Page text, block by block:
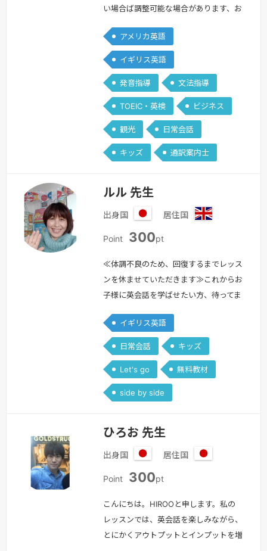
い場合ば調整可能な場合があります、お
めまして。Yuriko.Uと申します。私のレ
ッスンは誰に対してもオープンであり、
指導スタイルは柔軟で、優しい先生を目
指しています。また、レッスンの中に毎
回学びがあるように、新しく理解出来る
ことがあるように心がけたいと思ってい
ます。そして何より生徒様に達成感…
続きを見る »
アメリカ英語
イギリス英語
発音指導 文法指導
TOEIC・英検 ビジネス
観光 日常会話
キッズ 通訳案内士
ルル 先生
出身国
本
居住国
ス
Point 300pt
≪体調不良のため、回復するまでレッス
ンを休ませていただきます≫これからお
子様に英会話を学ばせたい方、待ってま
ょう！レッスンについて＜＜幼児、小中
学生を対象としたレッスンを提供してい
ます。申し訳ありませんが大人の方向け
のレッスンは行っていませんのでご了承
願います。＞＞＜＜英検などの試験対策
も対応しておりませんのでご了承願いま
私は…続きを見る »
イギリス英語
日常会話 キッズ
Let's go 無料教材
side by side
ひろお 先生
出身国
本
居住国
Point 300pt
こんにちは。HIROOと申します。私の
レッスンでは、英会話を楽しみながら、
とにかくアウトプットとインプットを増